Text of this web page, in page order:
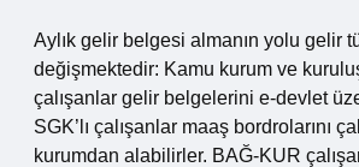
Aylık gelir belgesi almanın yolu gelir
değişmektedir: Kamu kurum ve
çalışanlar gelir belgelerini e-devlet
SGK’lı çalışanlar maaş bordrolarını
kurumdan alabilirler. BAĞ-KUR